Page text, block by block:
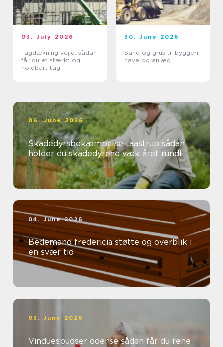
03. July 2026
Tagdækning vejle: sådan
får du et stærkt og
holdbart tag
30. June 2026
Sand og grus til byggeri,
have og anlæg
06. June 2026
Skadedyrsbekæmpelse taastrup sådan
holder du skadedyrene væk året rundt
04. June 2026
Bedemand fredericia støtte og overblik i
en svær tid
03. June 2026
Vinduespudser odense sådan får du rene